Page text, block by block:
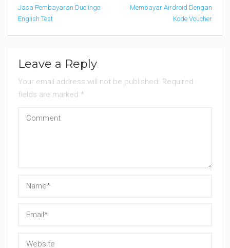
Post
navigation
Jasa Pembayaran Duolingo
English Test
Membayar Airdroid Dengan
Kode Voucher
Leave a Reply
Your email address will not be published. Required
fields are marked *